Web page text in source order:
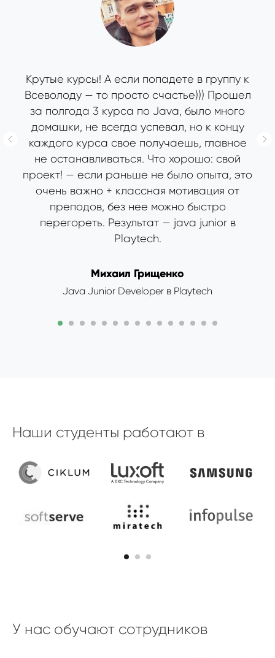
Крутые курсы! А если попадете в группу к
Всеволоду — то просто счастье))) Прошел
за полгода 3 курса по Java, было много
домашки, не всегда успевал, но к концу
каждого курса свое получаешь, главное
не останавливаться. Что хорошо: свой
проект! — если раньше не было опыта, это
очень важно + классная мотивация от
преподов, без нее можно быстро
перегореть. Результат — java junior в
Playtech.
Михаил Грищенко
Java Junior Developer в Playtech
Наши студенты работают в
У нас обучают сотрудников